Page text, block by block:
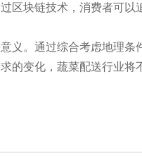
块链技术，消费者可
。通过综合考虑地理
变化，蔬菜配送行业